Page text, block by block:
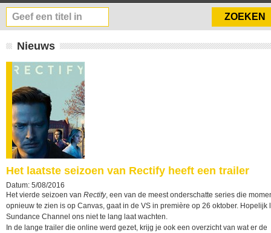
Nieuws
Het laatste seizoen van Rectify heeft een trailer
Datum: 5/08/2016
Het vierde seizoen van Rectify, een van de meest onderschatte series die
opnieuw te zien is op Canvas, gaat in de VS in première op 26 oktober. Hopelijk
Sundance Channel ons niet te lang laat wachten.
In de lange trailer die online werd gezet, krijg je ook een overzicht van wat er de